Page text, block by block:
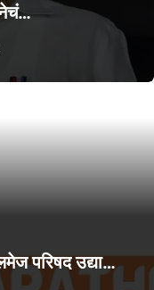
परिषद उद्या…